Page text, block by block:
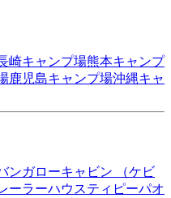
崎キャンプ場熊本キャンプ
鹿児島キャンプ場沖縄キャ
ンガローキャビン （ケビ
ーラーハウスティピーパオ